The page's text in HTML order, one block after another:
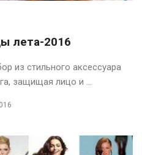
лета-2016
из стильного аксессуара
защищая лицо и ...